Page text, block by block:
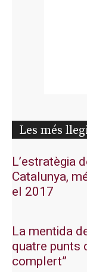
Les més
L’estratègia
Catalunya,
el 2017
La mentida
quatre punts
complert”